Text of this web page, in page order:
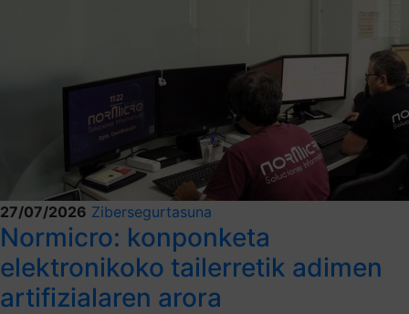
27/07/2026 Zibersegurtasuna
Normicro: konponketa
elektronikoko tailerretik adimen
artifizialaren arora